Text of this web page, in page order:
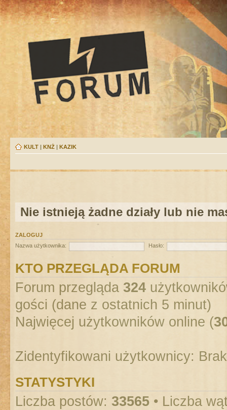
KULT | KNŻ | KAZIK
Nie istnieją żadne działy lub nie
ZALOGUJ
Nazwa użytkownika:
Hasło:
KTO PRZEGLĄDA FORUM
Forum przegląda 324
gości (dane z ostatnich 5 minut)
Najwięcej użytkowników online (
Zidentyfikowani użytkownicy:
STATYSTYKI
Liczba postów: 33565 • Liczba